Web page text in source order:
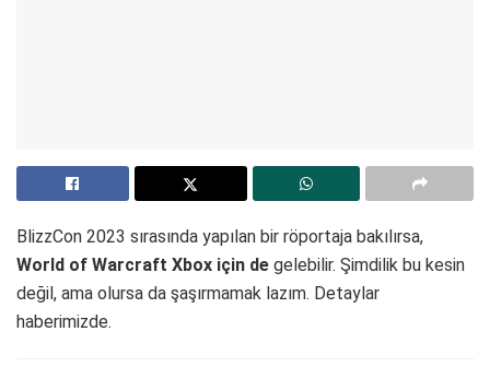
BlizzCon 2023 sırasında yapılan bir röportaja bakılırsa,
World of Warcraft Xbox için de gelebilir. Şimdilik bu kesin
değil, ama olursa da şaşırmamak lazım. Detaylar
haberimizde.